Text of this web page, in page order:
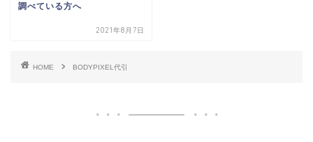
調べている方へ
2021年8月7日
HOME BODYPIXEL代引